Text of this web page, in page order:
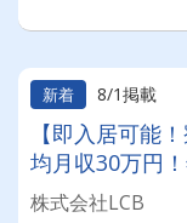
新着 8/1掲載
【即入居可能
均月収30万円
株式会社LCB